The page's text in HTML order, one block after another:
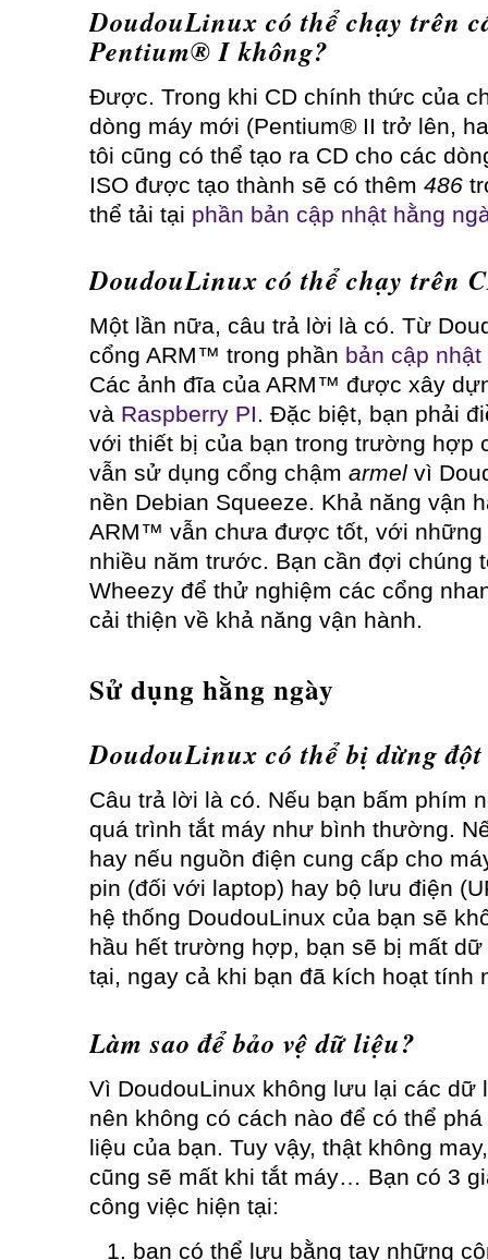
DoudouLinux có thể chạy trên
Pentium® I không?
Được. Trong khi CD chính thức của
dòng máy mới (Pentium® II trở lên,
tôi cũng có thể tạo ra CD cho các
ISO được tạo thành sẽ có thêm 486
thể tải tại phần bản cập nhật hằng
DoudouLinux có thể chạy trên
Một lần nữa, câu trả lời là có. Từ
cổng ARM™ trong phần bản cập
Các ảnh đĩa của ARM™ được xây
và Raspberry PI. Đặc biệt, bạn phải
với thiết bị của bạn trong trường hợp
vẫn sử dụng cổng chậm armelvì
nền Debian Squeeze. Khả năng vận
ARM™ vẫn chưa được tốt, với những
nhiều năm trước. Bạn cần đợi chúng
Wheezy để thử nghiệm các cổng
cải thiện về khả năng vận hành.
Sử dụng hằng ngày
DoudouLinux có thể bị dừng
Câu trả lời là có. Nếu bạn bấm phím
quá trình tắt máy như bình thường.
hay nếu nguồn điện cung cấp cho
pin (đối với laptop) hay bộ lưu điện
hệ thống DoudouLinux của bạn sẽ
hầu hết trường hợp, bạn sẽ bị mất
tại, ngay cả khi bạn đã kích hoạt tính
Làm sao để bảo vệ dữ liệu?
Vì DoudouLinux không lưu lại các
nên không có cách nào để có thể
liệu của bạn. Tuy vậy, thật không
cũng sẽ mất khi tắt máy… Bạn có 3
công việc hiện tại:
bạn có thể lưu bằng tay những